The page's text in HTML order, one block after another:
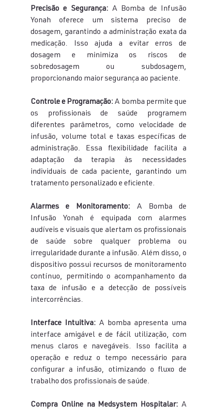
Precisão e Segurança: A Bomba de Infusão
Yonah oferece um sistema preciso de
dosagem, garantindo a administração exata da
medicação. Isso ajuda a evitar erros de
dosagem e minimiza os riscos de
sobredosagem ou subdosagem,
proporcionando maior segurança ao paciente.
Controle e Programação: A bomba permite que
os profissionais de saúde programem
diferentes parâmetros, como velocidade de
infusão, volume total e taxas específicas de
administração. Essa flexibilidade facilita a
adaptação da terapia às necessidades
individuais de cada paciente, garantindo um
tratamento personalizado e eficiente.
Alarmes e Monitoramento: A Bomba de
Infusão Yonah é equipada com alarmes
audíveis e visuais que alertam os profissionais
de saúde sobre qualquer problema ou
irregularidade durante a infusão. Além disso, o
dispositivo possui recursos de monitoramento
contínuo, permitindo o acompanhamento da
taxa de infusão e a detecção de possíveis
intercorrências.
Interface Intuitiva: A bomba apresenta uma
interface amigável e de fácil utilização, com
menus claros e navegáveis. Isso facilita a
operação e reduz o tempo necessário para
configurar a infusão, otimizando o fluxo de
trabalho dos profissionais de saúde.
Compra Online na Medsystem Hospitalar: A